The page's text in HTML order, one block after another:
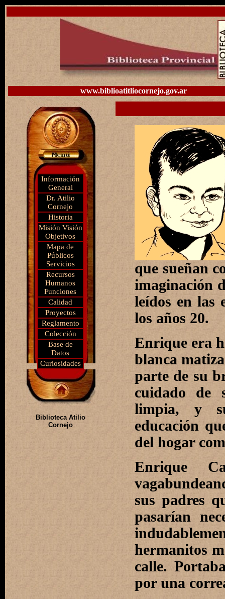
www.biblioatitliocornejo.gov.ar
Información
General
Dr. Atilio
Cornejo
Historia
Misión Visión
Objetivos
Mapa de
Públicos
Servicios
Recursos
Humanos
Funciones
Calidad
Proyectos
Reglamento
Colección
Base de
Datos
Curiosidades
Biblioteca Atilio
Cornejo
que sueñan
imaginación
leídos en las
los años 20.
Enrique era
blanca
parte de su
cuidado de
limpia, y
educación
del hogar
Enrique
sus padres
pasarían
hermanitos
calle.
por una